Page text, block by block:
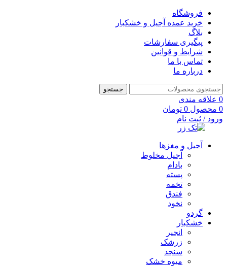
فروشگاه
خرید عمده آجیل و خشکبار
بلاگ
پیگیری سفارشات
شرایط و قوانین
تماس با ما
درباره ما
جستجو
0 علاقه مندی
0 محصول 0 تومان
ورود / ثبت نام
آجیل و مغزها
آجیل مخلوط
بادام
پسته
تخمه
فندق
نخود
گردو
خشکبار
انجیر
زرشک
سنجد
میوه خشک